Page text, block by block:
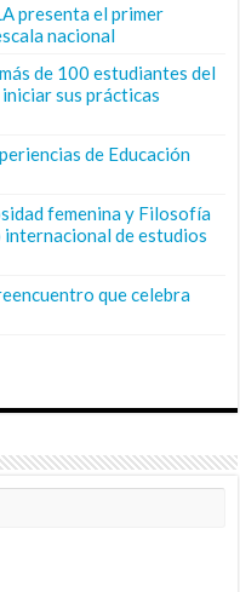
presenta el primer
nacional
de 100 estudiantes del
sus prácticas
de Educación
femenina y Filosofía
de estudios
que celebra